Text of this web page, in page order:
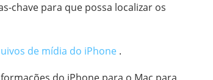
chave para que possa localizar os
de mídia do iPhone .